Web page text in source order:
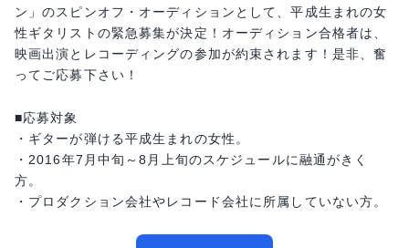
ン」のスピンオフ・オーディションとして、平成生まれの女
性ギタリストの緊急募集が決定！オーディション合格者は、
映画出演とレコーディングの参加が約束されます！是非、奮
ってご応募下さい！
■応募対象
・ギターが弾ける平成生まれの女性。
・2016年7月中旬～8月上旬のスケジュールに融通がきく
方。
・プロダクション会社やレコード会社に所属していない方。